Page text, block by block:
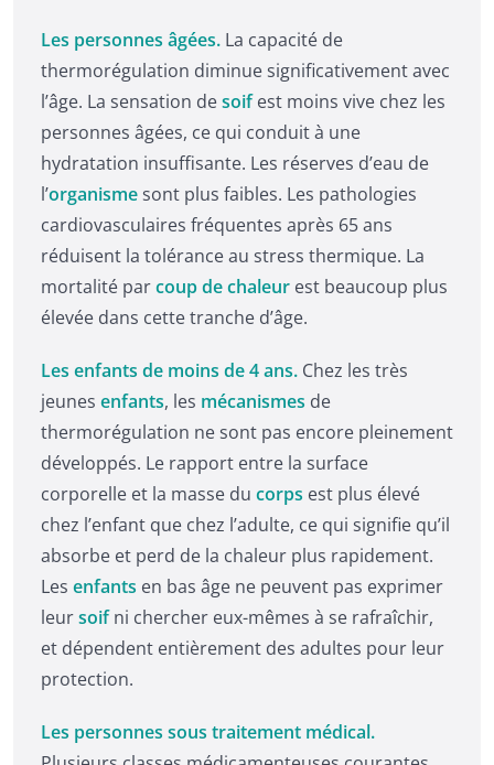
Les personnes âgées. La capacité de
thermorégulation diminue significativement avec
l’âge. La sensation desoifest moins vive chez les
personnes âgées, ce qui conduit à une
hydratation insuffisante. Les réserves d’eau de
l’organismesont plus faibles. Les pathologies
cardiovasculaires fréquentes après 65 ans
réduisent la tolérance au stress thermique. La
mortalité parcoup de chaleur est beaucoup plus
élevée dans cette tranche d’âge.
Les enfants de moins de 4 ans. Chez les très
jeunes enfants, les mécanismes de
thermorégulation ne sont pas encore pleinement
développés. Le rapport entre la surface
corporelle et la masse du corps est plus élevé
chez l’enfant que chez l’adulte, ce qui signifie qu’il
absorbe et perd de la chaleur plus rapidement.
Les enfants en bas âge ne peuvent pas exprimer
leursoifni chercher eux-mêmes à se rafraîchir,
et dépendent entièrement des adultes pour leur
protection.
Les personnes sous traitement médical.